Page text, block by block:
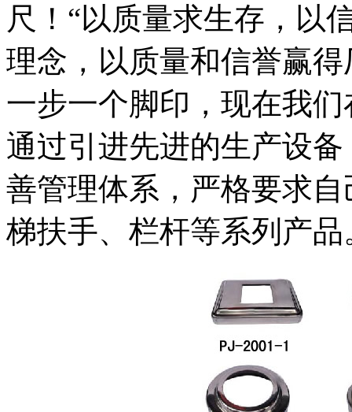
尺！“以质量求生存，以
理念，以质量和信誉赢
一步一个脚印，现在我
通过引进先进的生产设
善管理体系，严格要求
梯扶手、栏杆等系列产品